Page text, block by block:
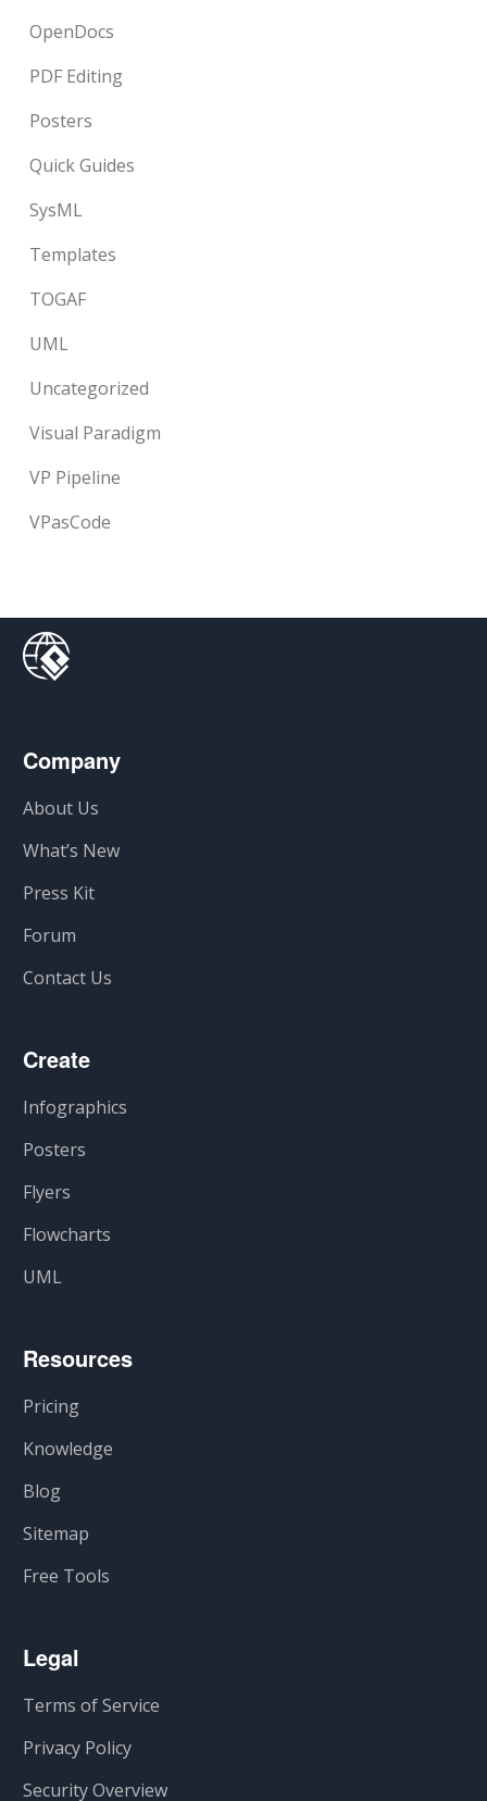
OpenDocs
PDF Editing
Posters
Quick Guides
SysML
Templates
TOGAF
UML
Uncategorized
Visual Paradigm
VP Pipeline
VPasCode
Company
About Us
What’s New
Press Kit
Forum
Contact Us
Create
Infographics
Posters
Flyers
Flowcharts
UML
Resources
Pricing
Knowledge
Blog
Sitemap
Free Tools
Legal
Terms of Service
Privacy Policy
Security Overview